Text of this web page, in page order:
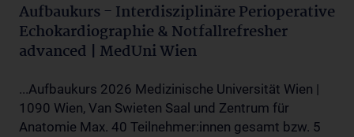
Aufbaukurs - Interdisziplinäre Perioperative
Echokardiographie & Notfallrefresher
advanced | MedUni Wien
...Aufbaukurs 2026 Medizinische Universität Wien |
1090 Wien, Van Swieten Saal und Zentrum für
Anatomie Max. 40 Teilnehmer:innen gesamt bzw. 5